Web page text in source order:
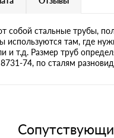
стальные трубы,
там, где
и т.д. Размер труб
74, по сталям